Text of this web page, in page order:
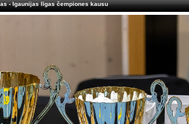
- Igaunijas līgas čempiones kausu